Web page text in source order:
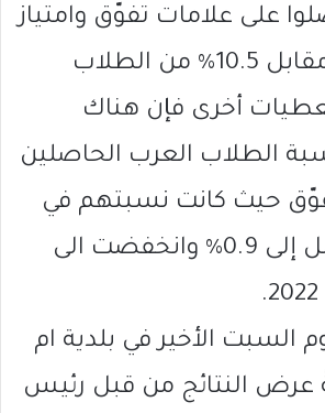
حصلوا على علامات تفوّق وامتياز
اقل من 0.5% مقابل 10.5% من الطلاب
أخرى فإن هناك
الطلاب العرب الحاصلين
حيث كانت نسبتهم في
العام 2018 تصل إلى 0.9% وانخفضت الى
السبت الأخير في بلدية ام
عرض النتائج من قبل رئيس